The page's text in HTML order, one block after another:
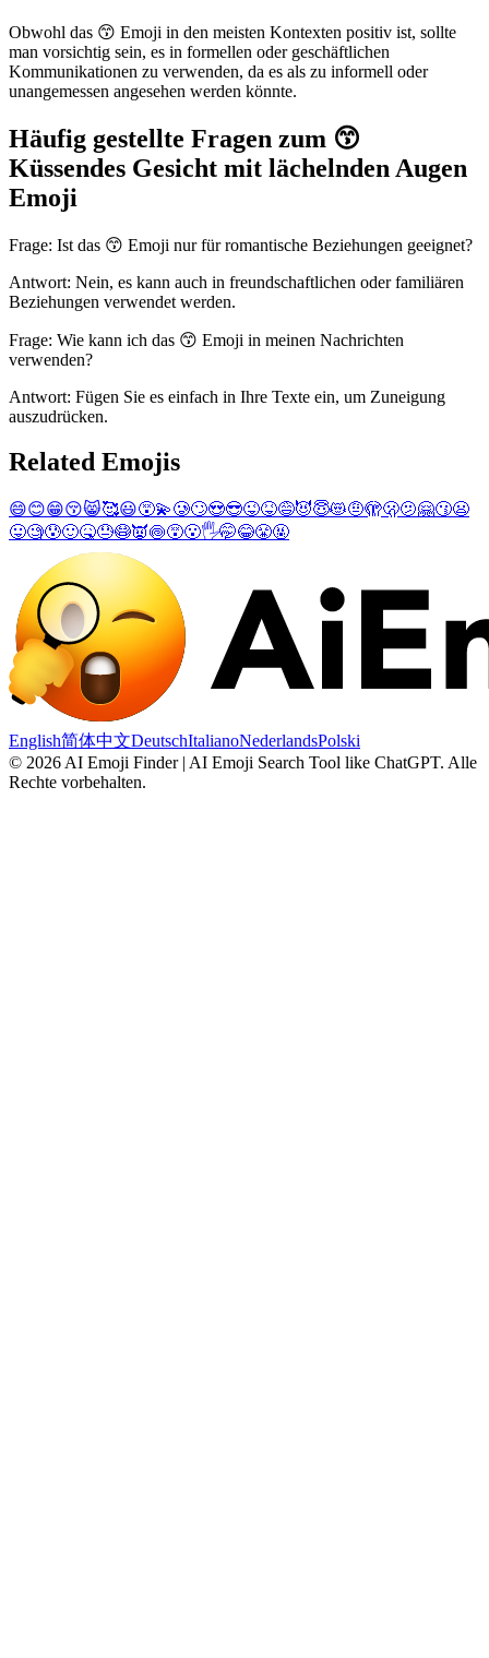
Obwohl das 😙 Emoji in den meisten Kontexten positiv ist, sollte
man vorsichtig sein, es in formellen oder geschäftlichen
Kommunikationen zu verwenden, da es als zu informell oder
unangemessen angesehen werden könnte.
Häufig gestellte Fragen zum 😙
Küssendes Gesicht mit lächelnden Augen
Emoji
Frage: Ist das 😙 Emoji nur für romantische Beziehungen geeignet?
Antwort: Nein, es kann auch in freundschaftlichen oder familiären
Beziehungen verwendet werden.
Frage: Wie kann ich das 😙 Emoji in meinen Nachrichten
verwenden?
Antwort: Fügen Sie es einfach in Ihre Texte ein, um Zuneigung
auszudrücken.
Related Emojis
😄😊😁😚😸🥰😃😵‍💫🥲🙄😍😎😜😝😅😈😇😻🤨🫣🫢🫤🤗😗😦
😛🧐😰🙂🤒😓😷👿🍥😵😮🖐️🤭😂😤🤬
English简体中文DeutschItalianoNederlandsPolski
© 2026 AI Emoji Finder | AI Emoji Search Tool like ChatGPT. Alle
Rechte vorbehalten.